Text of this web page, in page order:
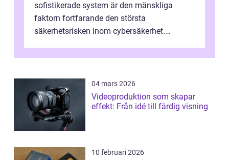
sofistikerade system är den mänskliga
faktorn fortfarande den största
säkerhetsrisken inom cybersäkerhet.
04 mars 2026
Videoproduktion som skapar
effekt: Från idé till färdig visning
10 februari 2026